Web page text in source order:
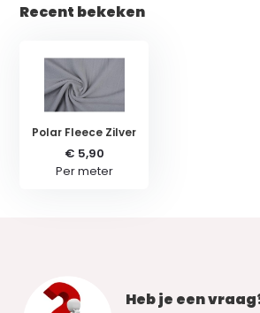
Recent bekeken
Polar Fleece Zilver
€ 5,90
Per meter
Heb je een